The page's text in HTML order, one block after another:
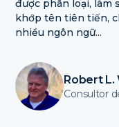
được phân loại, làm
khớp tên tiên tiến,
nhiều ngôn ngữ...
Robert L.
Consultor